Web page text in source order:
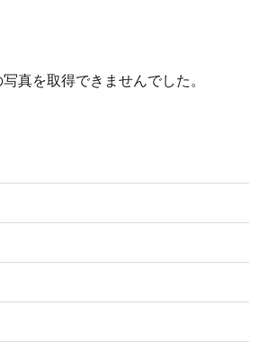
真を取得できませんでした。